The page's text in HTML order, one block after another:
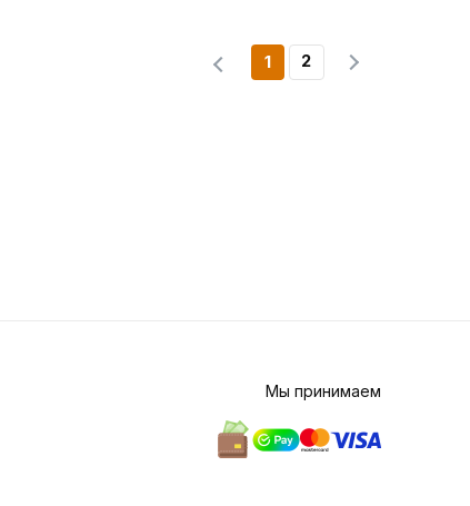
1 2
Мы принимаем